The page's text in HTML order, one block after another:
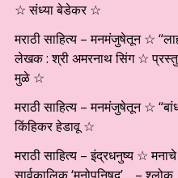
☆ संध्या बेडेकर ☆
मराठी साहित्य – मनमंजुषेतून ☆
लेखक : श्री अमरनाथ सिंग ☆
मुळे ☆
मराठी साहित्य – मनमंजुषेतून ☆
किंहिकर हेडावू ☆
मराठी साहित्य – इंद्रधनुष्य ☆